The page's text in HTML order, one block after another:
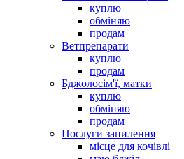
куплю
обміняю
продам
Ветпрепарати
куплю
продам
Бджолосім'ї, матки
куплю
обміняю
продам
Послуги запилення
місце для кочівлі